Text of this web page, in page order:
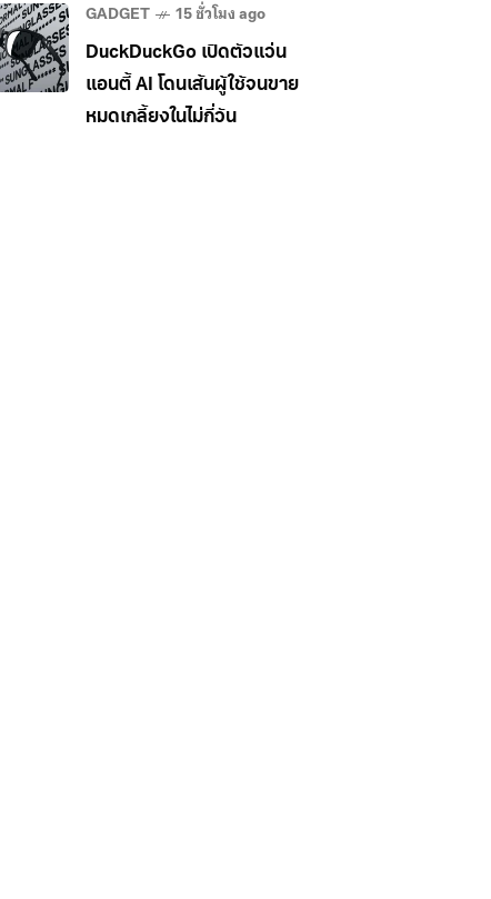
GADGET 15 ชั่วโมง ago
DuckDuckGo เปิดตัวแว่น
แอนตี้ AI โดนเส้นผู้ใช้จนขาย
หมดเกลี้ยงในไม่กี่วัน